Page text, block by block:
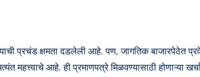
प्रचंड क्षमता दडलेली आहे. पण, जागतिक बाजारपेठेत
महत्त्वाचे आहे. ही प्रमाणपत्रे मिळवण्यासाठी होणाऱ्या